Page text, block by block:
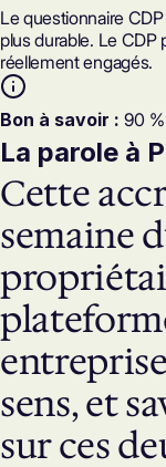
Le questionnaire
plus durable. Le
réellement engagés.
Bon à savoir : 90
La parole à
Cette
semaine
sens, et
sur ces